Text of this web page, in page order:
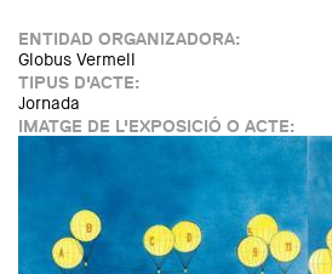
ENTIDAD ORGANIZADORA:
Globus Vermell
TIPUS D'ACTE:
Jornada
IMATGE DE L'EXPOSICIÓ O ACTE: